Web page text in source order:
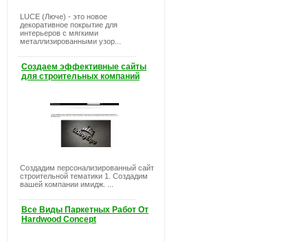
LUCE (Люче) - это новое
декоративное покрытие для
интерьеров с мягкими
металлизированными узор...
Создаем эффективные сайты
для строительных компаний
Создадим персонализированный сайт
строительной тематики 1. Создадим
вашей компании имидж. ...
Все Виды Паркетных Работ От
Hardwood Concept